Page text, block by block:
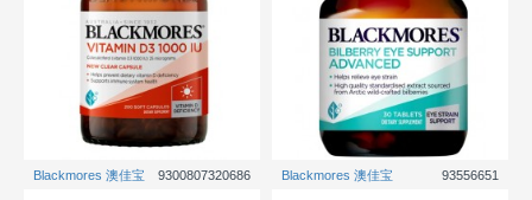
Blackmores 澳佳宝 9300807320686 Blackmores 澳佳宝 93556651